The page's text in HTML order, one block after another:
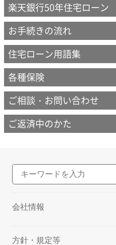
楽天銀行の商品
契約までの流れ
借り換え
返済方法
【フラット35】S
固定と変動
つなぎローン
【フラット35】
楽天銀行50年住宅ローン
お手続きの流れ
住宅ローン用語集
各種保険
ご相談・お問い合わせ
ご返済中のかた
会社情報
方針・規定等